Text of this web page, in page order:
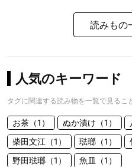
読みもの
人気のキーワード
タグに関連する読み物を一覧で見るこ
お茶（1） ぬか漬け（1）
柴田文江（1）
琺瑯（1）
野田琺瑯（1）
魚皿（1）